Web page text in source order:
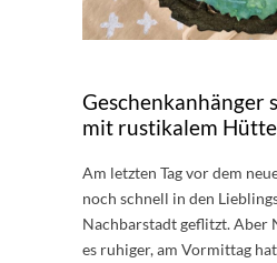
Geschenkanhänger
mit rustikalem
Am letzten Tag vor dem
noch schnell in den
Nachbarstadt geflitzt. Aber
es ruhiger, am Vormittag